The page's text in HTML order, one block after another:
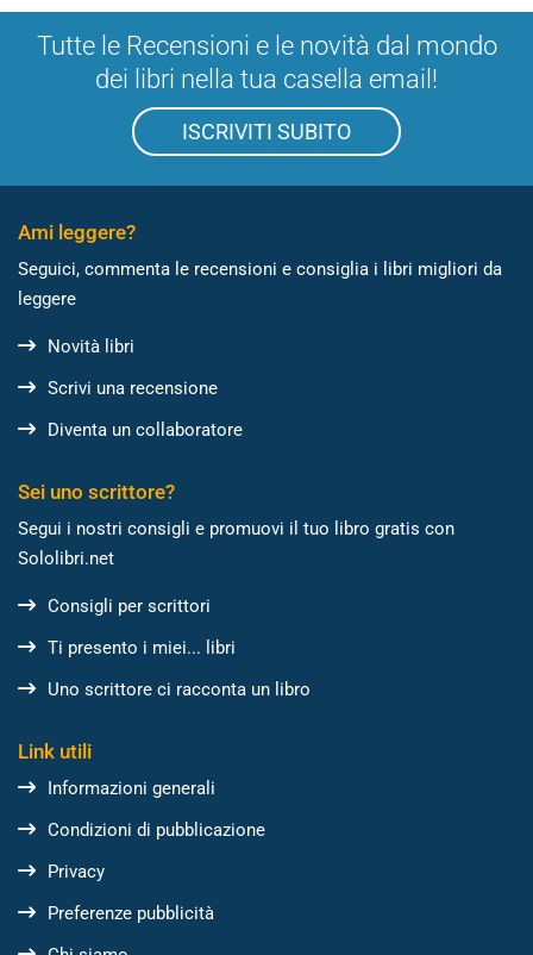
Tutte le Recensioni e le novità dal mondo
dei libri nella tua casella email!
ISCRIVITI SUBITO
Ami leggere?
Seguici, commenta le recensioni e consiglia i libri migliori da
leggere
Novità libri
Scrivi una recensione
Diventa un collaboratore
Sei uno scrittore?
Segui i nostri consigli e promuovi il tuo libro gratis con
Sololibri.net
Consigli per scrittori
Ti presento i miei... libri
Uno scrittore ci racconta un libro
Link utili
Informazioni generali
Condizioni di pubblicazione
Privacy
Preferenze pubblicità